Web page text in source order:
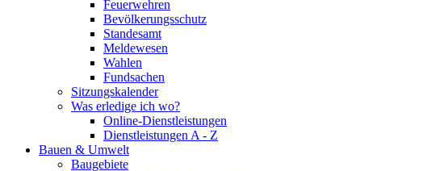
Feuerwehren
Bevölkerungsschutz
Standesamt
Meldewesen
Wahlen
Fundsachen
Sitzungskalender
Was erledige ich wo?
Online-Dienstleistungen
Dienstleistungen A - Z
Bauen & Umwelt
Baugebiete